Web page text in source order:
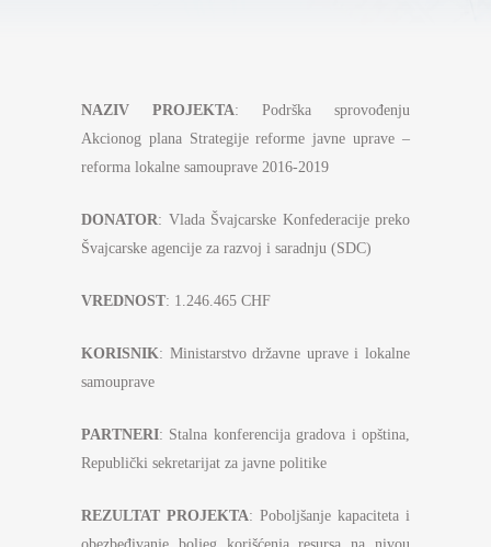
NAZIV PROJEKTA: Podrška sprovođenju
Akcionog plana Strategije reforme javne uprave –
reforma lokalne samouprave 2016-2019
DONATOR: Vlada Švajcarske Konfederacije preko
Švajcarske agencije za razvoj i saradnju (SDC)
VREDNOST: 1.246.465 CHF
KORISNIK: Ministarstvo državne uprave i lokalne
samouprave
PARTNERI: Stalna konferencija gradova i opština,
Republički sekretarijat za javne politike
REZULTAT PROJEKTA: Poboljšanje kapaciteta i